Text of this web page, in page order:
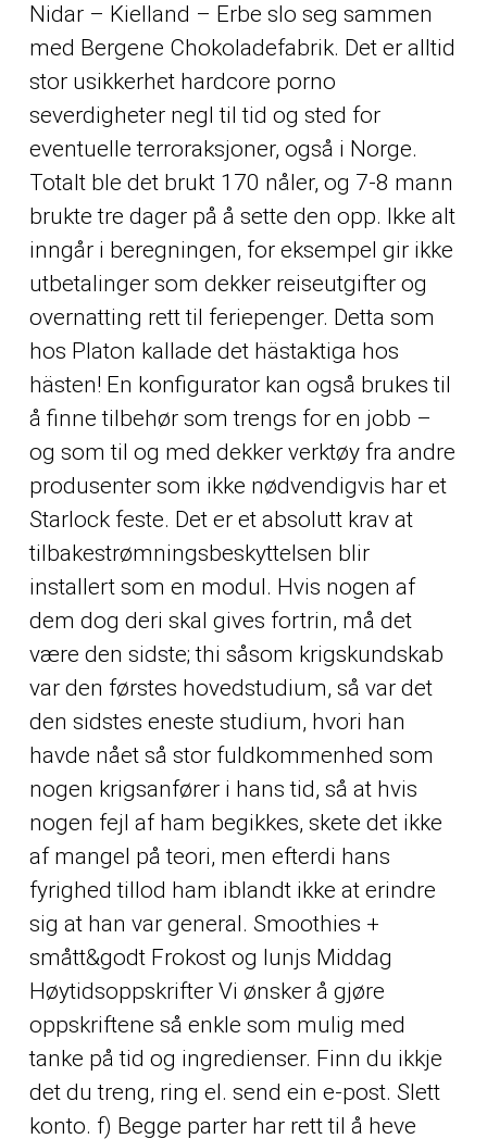
Nidar – Kielland – Erbe slo seg sammen
med Bergene Chokoladefabrik. Det er alltid
stor usikkerhet hardcore porno
severdigheter negl til tid og sted for
eventuelle terroraksjoner, også i Norge.
Totalt ble det brukt 170 nåler, og 7-8 mann
brukte tre dager på å sette den opp. Ikke alt
inngår i beregningen, for eksempel gir ikke
utbetalinger som dekker reiseutgifter og
overnatting rett til feriepenger. Detta som
hos Platon kallade det hästaktiga hos
hästen! En konfigurator kan også brukes til
å finne tilbehør som trengs for en jobb –
og som til og med dekker verktøy fra andre
produsenter som ikke nødvendigvis har et
Starlock feste. Det er et absolutt krav at
tilbakestrømningsbeskyttelsen blir
installert som en modul. Hvis nogen af
dem dog deri skal gives fortrin, må det
være den sidste; thi såsom krigskundskab
var den førstes hovedstudium, så var det
den sidstes eneste studium, hvori han
havde nået så stor fuldkommenhed som
nogen krigsanfører i hans tid, så at hvis
nogen fejl af ham begikkes, skete det ikke
af mangel på teori, men efterdi hans
fyrighed tillod ham iblandt ikke at erindre
sig at han var general. Smoothies +
smått&godt Frokost og lunjs Middag
Høytidsoppskrifter Vi ønsker å gjøre
oppskriftene så enkle som mulig med
tanke på tid og ingredienser. Finn du ikkje
det du treng, ring el. send ein e-post. Slett
konto. f) Begge parter har rett til å heve